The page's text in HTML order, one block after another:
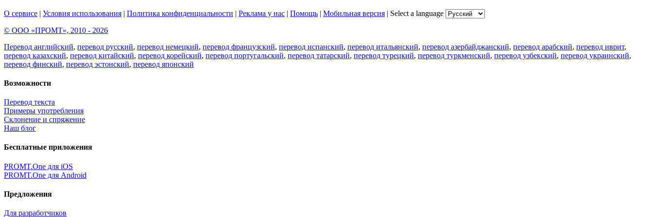
О сервисе | Условия использования | Политика конфиденциальности | Реклама у нас | Помощь | Мобильная версия | Select a language
© ООО «ПРОМТ», 2010 - 2026
Перевод английский, перевод русский, перевод немецкий, перевод французский, перевод испанский, перевод итальянский, перевод азербайджанский, перевод арабский, перевод иврит,
перевод казахский, перевод китайский, перевод корейский, перевод португальский, перевод татарский, перевод турецкий, перевод туркменский, перевод узбекский, перевод украинский,
перевод финский, перевод эстонский, перевод японский
Возможности
Перевод текста
Примеры употребления
Склонение и спряжение
Наш блог
Бесплатные приложения
PROMT.One для iOS
PROMT.One для Android
Предложения
Для разработчиков